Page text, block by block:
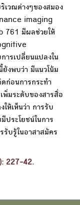
วณต่างๆของสมอง
imaging
761 มีผลช่วยให้
รเปลี่ยนแปลงใน
งพบว่า มีแนวโน้ม
ก่อนการกระทำ
มระดับของสารสื่อ
ห้เห็นว่า การรับ
ประโยชน์ในการ
รับรู้ในอาสาสมัคร
227-42.